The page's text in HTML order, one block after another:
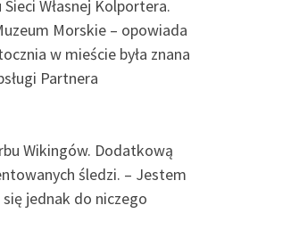
Własnej Kolportera.
Morskie – opowiada
w mieście była znana
Partnera
Wikingów. Dodatkową
śledzi. – Jestem
jednak do niczego